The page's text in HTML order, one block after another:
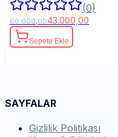
(0)
60.000,0043.000,00
Sepete Ekle
SAYFALAR
Gizlilik Politikası